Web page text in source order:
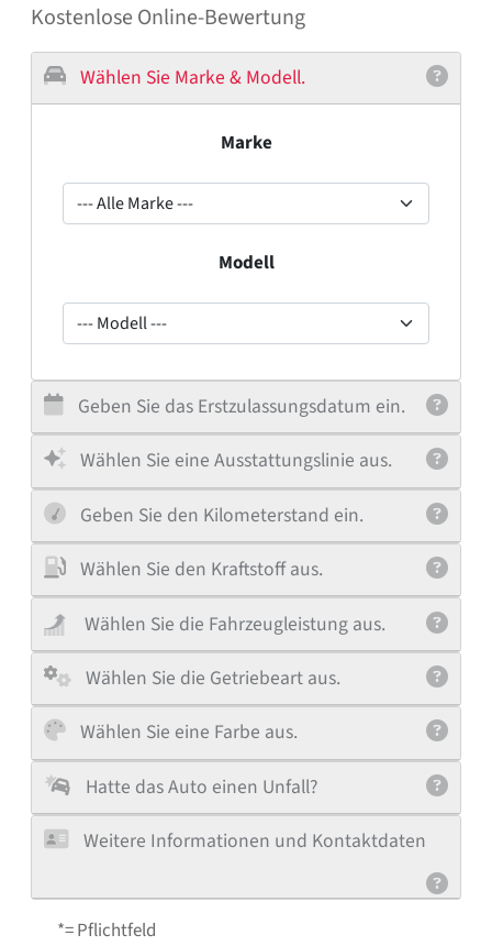
Kostenlose Online-Bewertung
Wählen Sie Marke & Modell.
Marke
--- Alle Marke ---
Modell
--- Modell ---
Geben Sie das Erstzulassungsdatum ein.
Wählen Sie eine Ausstattungslinie aus.
Geben Sie den Kilometerstand ein.
Wählen Sie den Kraftstoff aus.
Wählen Sie die Fahrzeugleistung aus.
Wählen Sie die Getriebeart aus.
Wählen Sie eine Farbe aus.
Hatte das Auto einen Unfall?
Weitere Informationen und Kontaktdaten
*= Pflichtfeld